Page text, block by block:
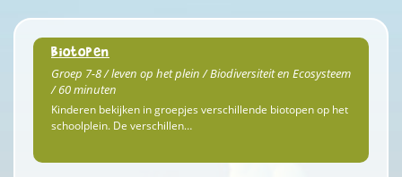
Biotopen
Groep 7-8 / leven op het plein / Biodiversiteit en Ecosysteem
/ 60 minuten
Kinderen bekijken in groepjes verschillende biotopen op het
schoolplein. De verschillen…